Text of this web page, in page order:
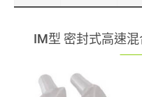
IM型 密封式高速